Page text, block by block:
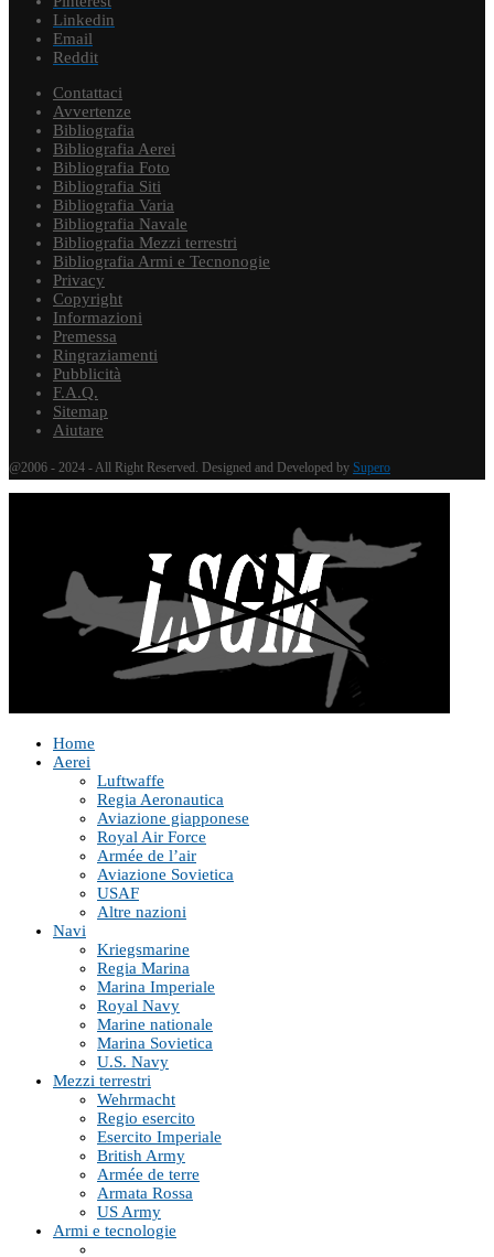
Linkedin
Email
Reddit
Contattaci
Avvertenze
Bibliografia
Bibliografia Aerei
Bibliografia Foto
Bibliografia Siti
Bibliografia Varia
Bibliografia Navale
Bibliografia Mezzi terrestri
Bibliografia Armi e Tecnonogie
Privacy
Copyright
Informazioni
Premessa
Ringraziamenti
Pubblicità
F.A.Q.
Sitemap
Aiutare
@2006 - 2024 - All Right Reserved. Designed and Developed by Supero
Home
Aerei
Luftwaffe
Regia Aeronautica
Aviazione giapponese
Royal Air Force
Armée de l’air
Aviazione Sovietica
USAF
Altre nazioni
Navi
Kriegsmarine
Regia Marina
Marina Imperiale
Royal Navy
Marine nationale
Marina Sovietica
U.S. Navy
Mezzi terrestri
Wehrmacht
Regio esercito
Esercito Imperiale
British Army
Armée de terre
Armata Rossa
US Army
Armi e tecnologie